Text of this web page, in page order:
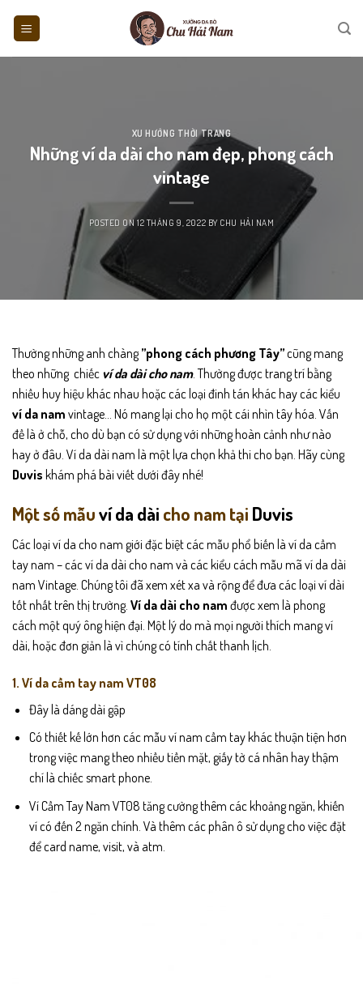
XU HƯỚNG THỜI TRANG
Những ví da dài cho nam đẹp, phong cách
vintage
POSTED ON12 THÁNG 9, 2022 BY CHU HẢI NAM
Thường những anh chàng”phong cách phương Tây”cũng mang
theo những chiếc ví da dài cho nam. Thường được trang trí bằng
nhiều huy hiệu khác nhau hoặc các loại đinh tán khác hay các kiểu
ví da nam vintage… Nó mang lại cho họ một cái nhìn tây hóa. Vấn
đề là ở chỗ, cho dù bạn có sử dụng với những hoàn cảnh như nào
hay ở đâu. Ví da dài nam là một lựa chọn khả thi cho bạn. Hãy cùng
Duvis khám phá bài viết dưới đây nhé!
Một số mẫuví da dài cho nam tại Duvis
Các loại ví da cho nam giới đặc biệt các mẫu phổ biến là ví da cầm
tay nam – các ví da dài cho nam và các kiểu cách mẫu mã ví da dài
nam Vintage. Chúng tôi đã xem xét xa và rộng để đưa các loại ví dài
tốt nhất trên thị trường. Ví da dài cho nam được xem là phong
cách một quý ông hiện đại. Một lý do mà mọi người thích mang ví
dài, hoặc đơn giản là vì chúng có tính chất thanh lịch.
1. Ví da cầm tay nam VT08
Đây là dáng dài gập
Có thiết kế lớn hơn các mẫu ví nam cầm tay khác thuận tiện hơn
trong việc mang theo nhiều tiền mặt, giấy tờ cá nhân hay thậm
chí là chiếc smart phone.
Ví Cầm Tay Nam VT08 tăng cường thêm các khoảng ngăn, khiến
ví có đến 2 ngăn chính. Và thêm các phân ô sử dụng cho việc đặt
để card name, visit, và atm.